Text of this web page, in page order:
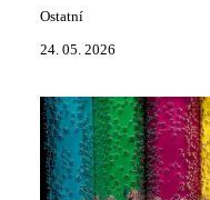
Ostatní
24. 05. 2026